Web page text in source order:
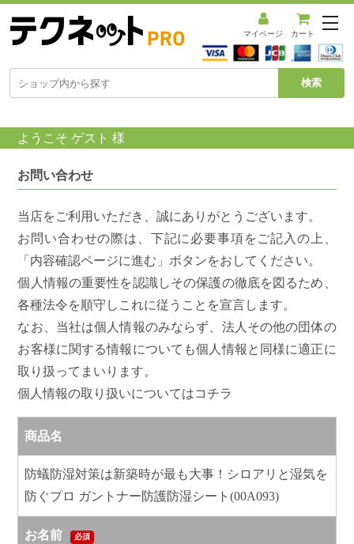
マイページ カート
メ
ュ
ー
を
く
ようこそ ゲスト 様
お問い合わせ
当店をご利用いただき、誠にありがとうございます。
お問い合わせの際は、下記に必要事項をご記入の上、
「内容確認ページに進む」ボタンをおしてください。
個人情報の重要性を認識しその保護の徹底を図るため、
各種法令を順守しこれに従うことを宣言します。
なお、当社は個人情報のみならず、法人その他の団体の
お客様に関する情報についても個人情報と同様に適正に
取り扱ってまいります。
個人情報の取り扱いについてはコチラ
商品名
防蟻防湿対策は新築時が最も大事！シロアリと湿気を
防ぐプロ ガントナー防護防湿シート(00A093)
お名前 必須